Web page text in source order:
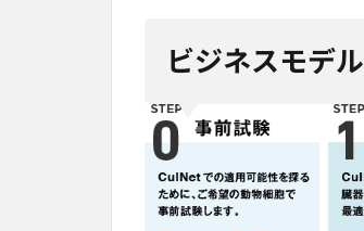
4
後
の
計
画
5
ビジネスモデル